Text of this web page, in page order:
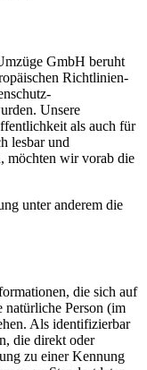
GmbH beruht
Richtlinien-
Unsere
als auch für
lesbar und
möchten wir vorab die
unter anderem die
die sich auf
natürliche Person (im
Als identifizierbar
die direkt oder
zu einer Kennung